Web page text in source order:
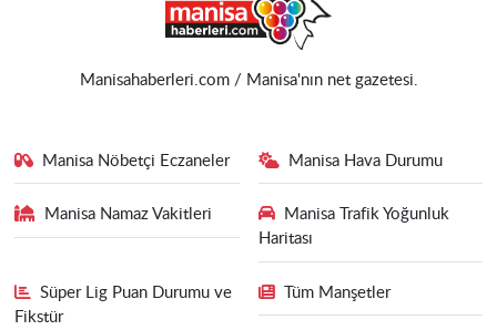
Manisahaberleri.com / Manisa'nın net gazetesi.
Manisa Nöbetçi Eczaneler Manisa Hava Durumu
Manisa Namaz Vakitleri
Manisa Trafik Yoğunluk
Haritası
Süper Lig Puan Durumu ve
Fikstür
Tüm Manşetler